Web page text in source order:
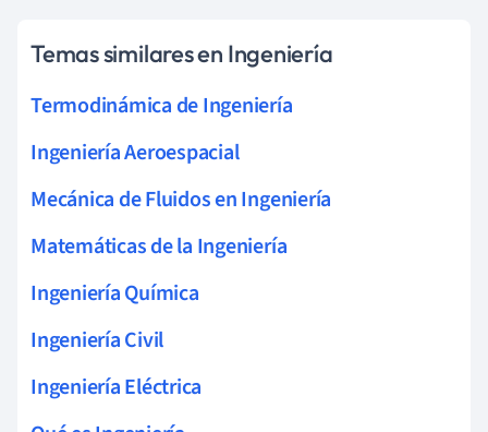
Temas similares en Ingeniería
Termodinámica de Ingeniería
Ingeniería Aeroespacial
Mecánica de Fluidos en Ingeniería
Matemáticas de la Ingeniería
Ingeniería Química
Ingeniería Civil
Ingeniería Eléctrica